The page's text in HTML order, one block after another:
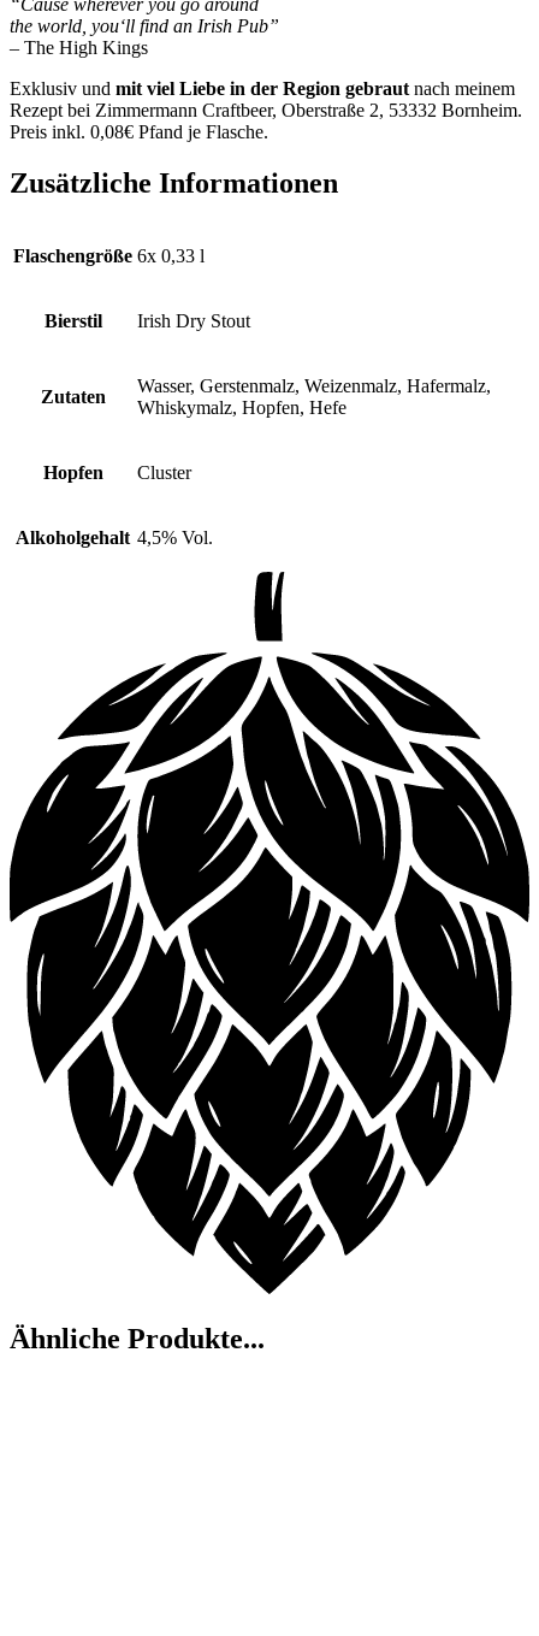
the world, you‘ll find an Irish Pub”
– The High Kings
Exklusiv und mit viel Liebe in der Region gebraut nach meinem
Rezept bei Zimmermann Craftbeer, Oberstraße 2, 53332 Bornheim.
Preis inkl. 0,08€ Pfand je Flasche.
Zusätzliche Informationen
Flaschengröße 6x 0,33 l
Bierstil Irish Dry Stout
Zutaten
Wasser, Gerstenmalz, Weizenmalz, Hafermalz,
Whiskymalz, Hopfen, Hefe
Hopfen Cluster
Alkoholgehalt 4,5% Vol.
Ähnliche Produkte...